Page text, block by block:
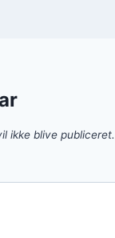
ikke blive publiceret.